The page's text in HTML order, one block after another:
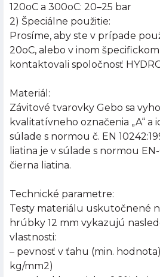
120oC a 300oC: 20–25 bar
2) Špeciálne použitie:
Prosíme, aby ste v prípade
20oC, alebo v inom
kontaktovali spoločnosť
Materiál:
Závitové tvarovky Gebo sa
kvalitatívneho označenia „A“ a
súlade s normou č. EN
liatina je v súlade s normou
čierna liatina.
Technické parametre:
Testy materiálu uskutočnené
hrúbky 12 mm vykazujú
vlastnosti:
– pevnosť v ťahu (min.
kg/mm2)